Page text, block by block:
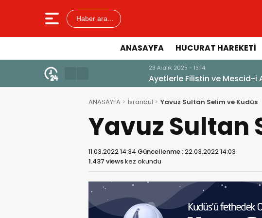
Haber ara...
ANASAYFA HUCURAT HAREKETI
23 Aralık 2025 - 13:14
Ayetlerle Filistin ve Mescid-i Aksa
ANASAYFA İsranbul Yavuz Sultan Selim ve Kudüs
Yavuz Sultan
11.03.2022 14:34 Güncellenme :22.03.2022 14:03
1.437 viewskez okundu